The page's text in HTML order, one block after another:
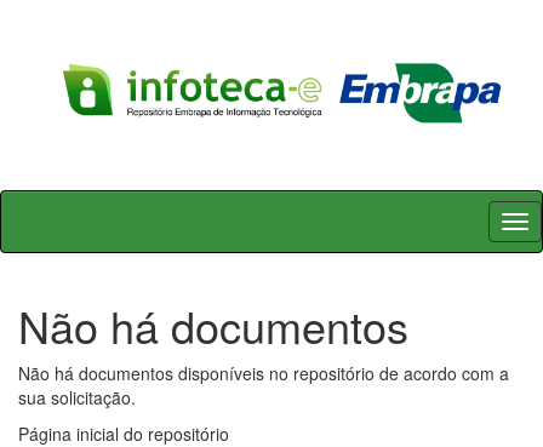
Skip
Não há documentos
Não há documentos disponíveis no repositório de acordo com a
sua solicitação.
Página inicial do repositório